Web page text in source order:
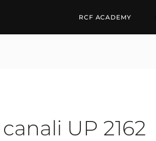
UP 2162RCF ACADEMY
UP 2162